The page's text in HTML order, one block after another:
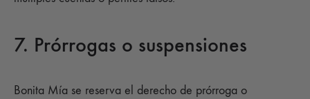
7. Prórrogas o suspensiones
Bonita Mía se reserva el derecho de prórroga o